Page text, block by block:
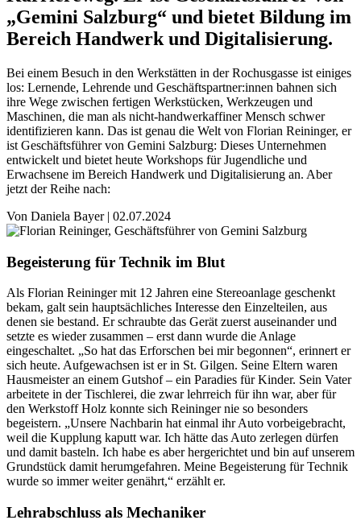
„Gemini Salzburg“ und bietet Bildung im
Bereich Handwerk und Digitalisierung.
Bei einem Besuch in den Werkstätten in der Rochusgasse ist einiges
los: Lernende, Lehrende und Geschäftspartner:innen bahnen sich
ihre Wege zwischen fertigen Werkstücken, Werkzeugen und
Maschinen, die man als nicht-handwerkaffiner Mensch schwer
identifizieren kann. Das ist genau die Welt von Florian Reininger, er
ist Geschäftsführer von Gemini Salzburg: Dieses Unternehmen
entwickelt und bietet heute Workshops für Jugendliche und
Erwachsene im Bereich Handwerk und Digitalisierung an. Aber
jetzt der Reihe nach:
Von Daniela Bayer| 02.07.2024
Begeisterung für Technik im Blut
Als Florian Reininger mit 12 Jahren eine Stereoanlage geschenkt
bekam, galt sein hauptsächliches Interesse den Einzelteilen, aus
denen sie bestand. Er schraubte das Gerät zuerst auseinander und
setzte es wieder zusammen – erst dann wurde die Anlage
eingeschaltet. „So hat das Erforschen bei mir begonnen“, erinnert er
sich heute. Aufgewachsen ist er in St. Gilgen. Seine Eltern waren
Hausmeister an einem Gutshof – ein Paradies für Kinder. Sein Vater
arbeitete in der Tischlerei, die zwar lehrreich für ihn war, aber für
den Werkstoff Holz konnte sich Reininger nie so besonders
begeistern. „Unsere Nachbarin hat einmal ihr Auto vorbeigebracht,
weil die Kupplung kaputt war. Ich hätte das Auto zerlegen dürfen
und damit basteln. Ich habe es aber hergerichtet und bin auf unserem
Grundstück damit herumgefahren. Meine Begeisterung für Technik
wurde so immer weiter genährt,“ erzählt er.
Lehrabschluss als Mechaniker